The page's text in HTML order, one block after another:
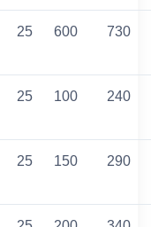
25 600 730
25 100 240
25 150 290